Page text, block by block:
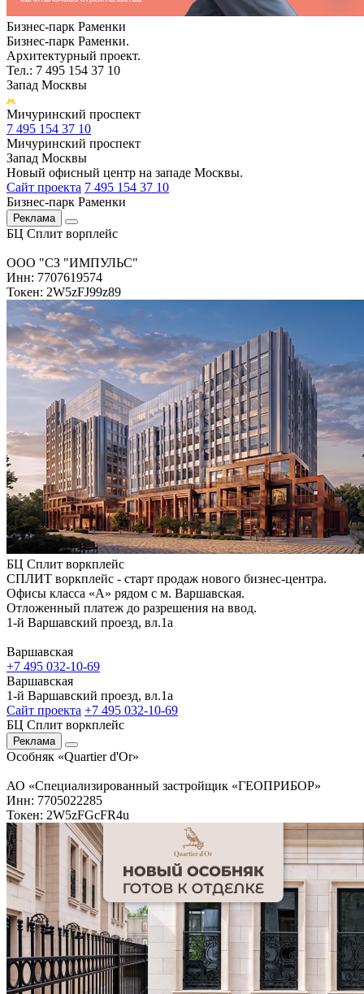
Бизнес-парк Раменки
Бизнес-парк Раменки.
Архитектурный проект.
Тел.: 7 495 154 37 10
Запад Москвы
Мичуринский проспект
7 495 154 37 10
Мичуринский проспект
Запад Москвы
Новый офисный центр на западе Москвы.
Сайт проекта 7 495 154 37 10
Бизнес-парк Раменки
Реклама
БЦ Сплит ворплейс
ООО "СЗ "ИМПУЛЬС"
Инн: 7707619574
Токен: 2W5zFJ99z89
БЦ Сплит воркплейс
СПЛИТ воркплейс - старт продаж нового бизнес-центра.
Офисы класса «А» рядом с м. Варшавская.
Отложенный платеж до разрешения на ввод.
1-й Варшавский проезд, вл.1а
Варшавская
+7 495 032-10-69
Варшавская
1-й Варшавский проезд, вл.1а
Сайт проекта +7 495 032-10-69
БЦ Сплит воркплейс
Реклама
Особняк «Quartier d'Or»
АО «Специализированный застройщик «ГЕОПРИБОР»
Инн: 7705022285
Токен: 2W5zFGcFR4u